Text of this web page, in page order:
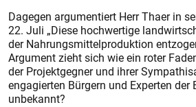
Dagegen argumentiert Herr Thaer in
22. Juli „Diese hochwertige
der Nahrungsmittelproduktion
Argument zieht sich wie ein roter
der Projektgegner und ihrer
engagierten Bürgern und Experten der
unbekannt?